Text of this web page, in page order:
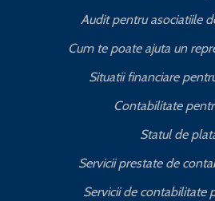
Audit pentru asociatiile
Cum te poate ajuta un
Situatii financiare
Contabilitate
Statul de
Servicii prestate de
Servicii de contabilitate